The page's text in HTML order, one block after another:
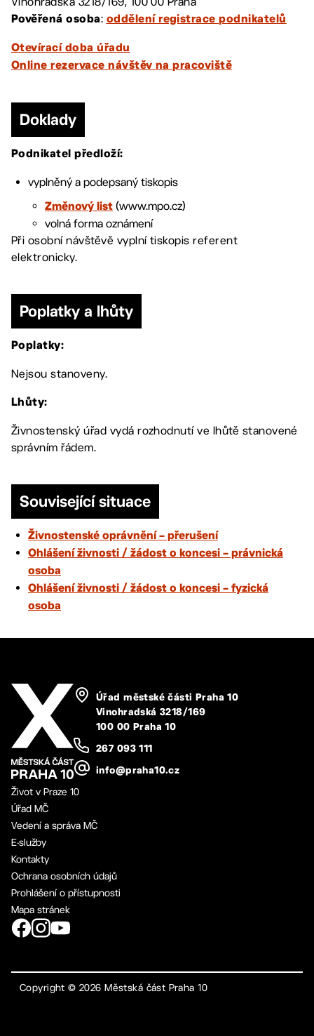
Pověřená osoba: oddělení registrace podnikatelů
Otevírací doba úřadu
Online rezervace návštěv na pracoviště
Doklady
Podnikatel předloží:
vyplněný a podepsaný tiskopis
Změnový list (www.mpo.cz)
volná forma oznámení
Při osobní návštěvě vyplní tiskopis referent
elektronicky.
Poplatky a lhůty
Poplatky:
Nejsou stanoveny.
Lhůty:
Živnostenský úřad vydá rozhodnutí ve lhůtě stanovené
správním řádem.
Související situace
Živnostenské oprávnění – přerušení
Ohlášení živnosti / žádost o koncesi – právnická
osoba
Ohlášení živnosti / žádost o koncesi – fyzická
osoba
Úřad městské části Praha 10
Vinohradská 3218/169
100 00 Praha 10
267 093 111
info@praha10.cz
Život v Praze 10
Úřad MČ
Vedení a správa MČ
E-služby
Kontakty
Ochrana osobních údajů
Prohlášení o přístupnosti
Mapa stránek
Copyright ©2026 Městská část Praha 10